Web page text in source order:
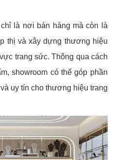
là nơi bán hàng mà còn là
thị và xây dựng thương hiệu
trang sức. Thông qua cách
showroom có thể góp phần
uy tín cho thương hiệu trang